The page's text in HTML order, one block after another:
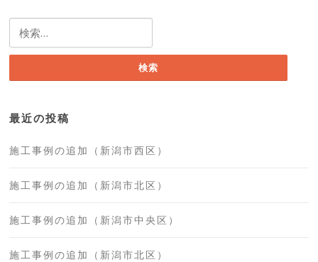
索:
最近の投稿
施工事例の追加（新潟市西区）
施工事例の追加（新潟市北区）
施工事例の追加（新潟市中央区）
施工事例の追加（新潟市北区）